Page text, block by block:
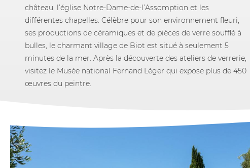
château, l’église Notre-Dame-de-l’Assomption et les
différentes chapelles. Célèbre pour son environnement fleuri,
ses productions de céramiques et de pièces de verre soufflé à
bulles, le charmant village de Biot est situé à seulement 5
minutes de la mer. Après la découverte des ateliers de verrerie,
visitez le Musée national Fernand Léger qui expose plus de 450
œuvres du peintre.